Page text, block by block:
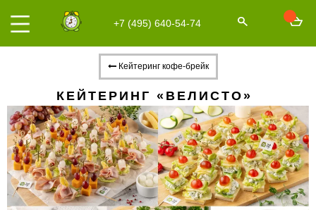
+7 (495) 640-54-74
Кейтеринг кофе-брейк
КЕЙТЕРИНГ «ВЕЛИСТО»